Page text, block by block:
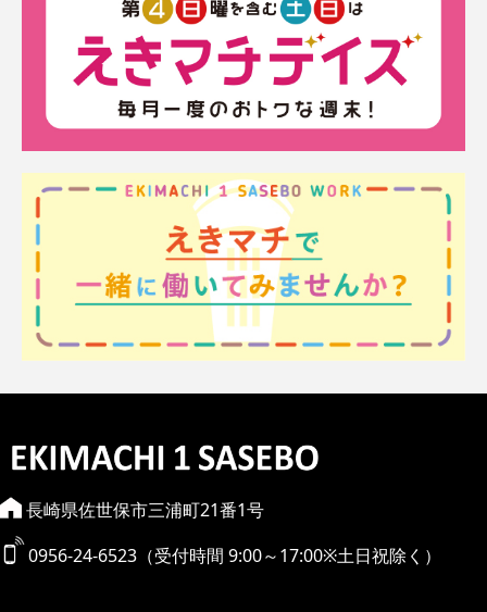
長崎県佐世保市三浦町21番1号
0956-24-6523（受付時間 9:00～17:00※土日祝除く）